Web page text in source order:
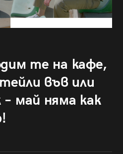
те на кафе,
във или
– май няма как